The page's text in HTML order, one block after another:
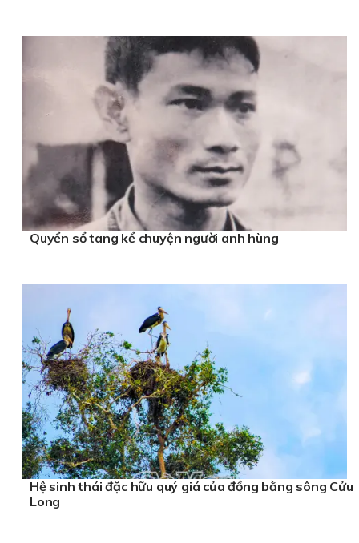
Quyển sổ tang kể chuyện người anh hùng
Hệ sinh thái đặc hữu quý giá của đồng bằng sông Cửu
Long